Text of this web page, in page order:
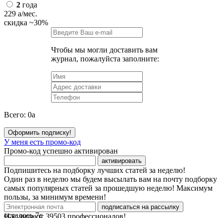
2 года
229 a/мес.
скидка ~30%
Чтобы мы могли доставить вам
журнал, пожалуйста заполните:
Всего: 0a
Оформить подписку!
У меня есть промо-код
Промо-код успешно активирован
активировать
Подпишитесь на подборку лучших статей за неделю!
Один раз в неделю мы будем высылать вам на почту подборку
самых популярных статей за прошедшую неделю! Максимум
пользы, за минимум времени!
подписаться на рассылку
осталось7с